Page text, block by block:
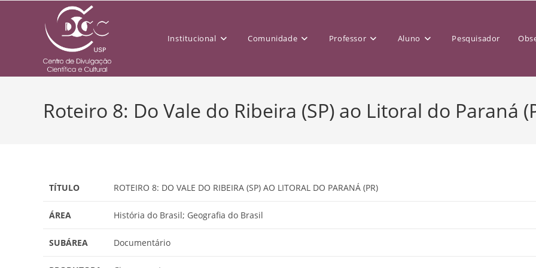
Institucional Comunidade Professor Aluno Pesquisador
Roteiro 8: Do Vale do Ribeira (SP) ao Litoral do Paraná
TÍTULO ROTEIRO 8: DO VALE DO RIBEIRA (SP) AO LITORAL DO PARANÁ (PR)
ÁREA História do Brasil; Geografia do Brasil
SUBÁREA Documentário